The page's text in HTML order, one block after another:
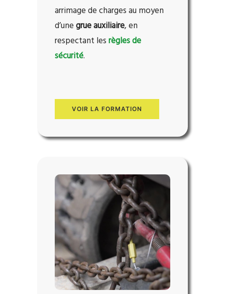
arrimage de charges au moyen
d’unegrue auxiliaire, en
respectant lesrègles de
sécurité.
VOIR LA FORMATION